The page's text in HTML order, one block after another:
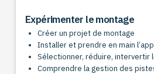
Expérimenter le montage
Créer un projet de montage
Installer et prendre en main
Sélectionner, réduire, intervertir
Comprendre la gestion des